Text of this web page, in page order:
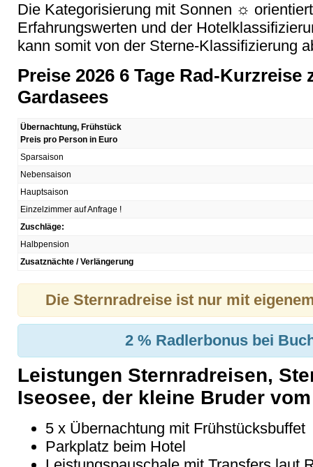
Die Kategorisierung mit Sonnen ☼
Erfahrungswerten und der
kann somit von der Sterne-Klassifizierung
Preise 2026 6 Tage Rad-
Gardasees
Übernachtung, Frühstück
Preis pro Person in Euro
Sparsaison
Nebensaison
Hauptsaison
Einzelzimmer auf Anfrage !
Zuschläge:
Halbpension
Zusatznächte / Verlängerung
Die Sternradreise ist nur mit
2 % Radlerbonus bei
Leistungen Sternradreisen,
Iseosee, der kleine Bruder
5 x Übernachtung mit Frühstücksbuffet
Parkplatz beim Hotel